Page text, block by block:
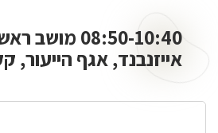
08:50-10:40
אייזנבנד, אגף הייעור,